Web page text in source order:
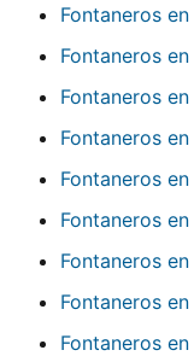
Fontaneros en
Fontaneros en
Fontaneros en
Fontaneros en
Fontaneros en
Fontaneros en
Fontaneros en
Fontaneros en
Fontaneros en